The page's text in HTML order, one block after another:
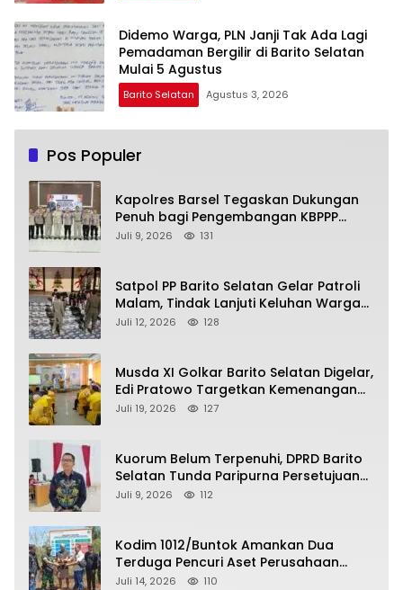
Didemo Warga, PLN Janji Tak Ada Lagi
Pemadaman Bergilir di Barito Selatan
Mulai 5 Agustus
Barito Selatan Agustus 3, 2026
Pos Populer
Kapolres Barsel Tegaskan Dukungan
Penuh bagi Pengembangan KBPPP
Kalimantan Tengah
Juli 9, 2026 131
Satpol PP Barito Selatan Gelar Patroli
Malam, Tindak Lanjuti Keluhan Warga
soal Balap Liar dan Remaja Nongkrong
Juli 12, 2026 128
Musda XI Golkar Barito Selatan Digelar,
Edi Pratowo Targetkan Kemenangan
Partai pada Pemilu Mendatang
Juli 19, 2026 127
Kuorum Belum Terpenuhi, DPRD Barito
Selatan Tunda Paripurna Persetujuan
Raperda Pertanggungjawaban APBD
Juli 9, 2026 112
Kodim 1012/Buntok Amankan Dua
Terduga Pencuri Aset Perusahaan
Sitaan Satgas PKH, Satu Paket Diduga
Juli 14, 2026 110